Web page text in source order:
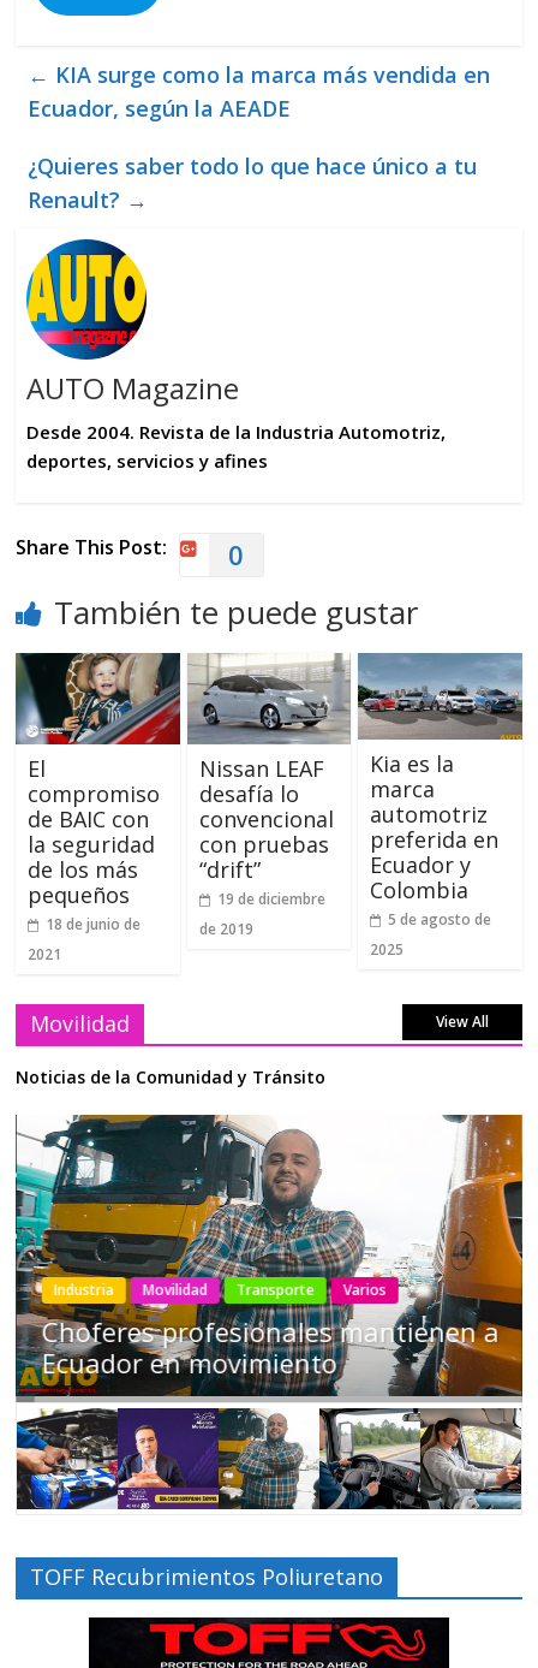
← KIA surge como la marca más vendida en
Ecuador, según la AEADE
¿Quieres saber todo lo que hace único a tu
Renault? →
AUTO Magazine
Desde 2004. Revista de la Industria Automotriz,
deportes, servicios y afines
Share This Post: 0
También te puede gustar
El
compromiso
de BAIC con
la seguridad
de los más
pequeños
18 de junio de
2021
Nissan LEAF
desafía lo
convencional
con pruebas
“drift”
19 de diciembre
de 2019
Kia es la
marca
automotriz
preferida en
Ecuador y
Colombia
5 de agosto de
2025
Movilidad View All
Noticias de la Comunidad y Tránsito
Industria Movilidad Transporte Varios
Choferes profesionales mantienen a
Ecuador en movimiento
TOFF Recubrimientos Poliuretano